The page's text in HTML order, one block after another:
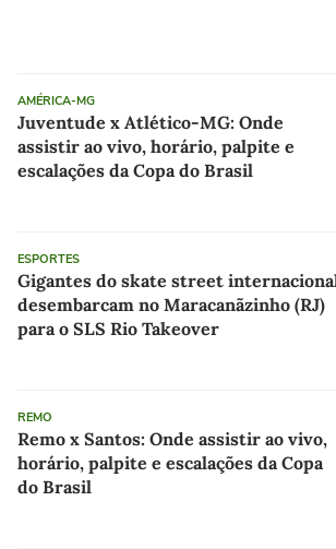
AMÉRICA-MG
Juventude x Atlético-MG: Onde
assistir ao vivo, horário, palpite e
escalações da Copa do Brasil
ESPORTES
Gigantes do skate street
desembarcam no Maracanãzinho (RJ)
para o SLS Rio Takeover
REMO
Remo x Santos: Onde assistir ao vivo,
horário, palpite e escalações da Copa
do Brasil